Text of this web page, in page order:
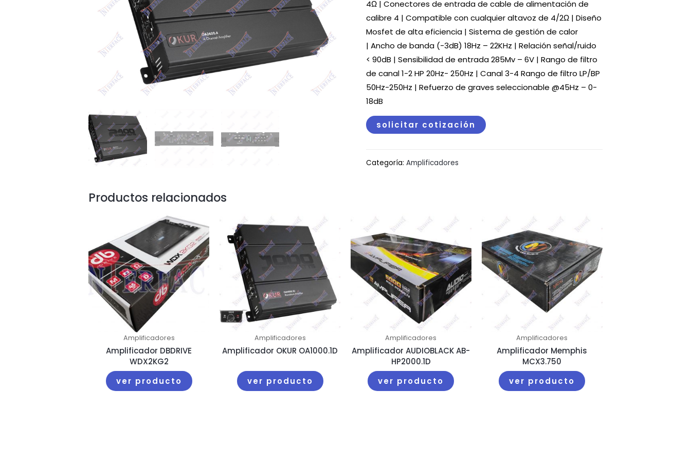
4Ω | Conectores de entrada de cable de alimentación de
calibre 4 | Compatible con cualquier altavoz de 4/2Ω | Diseño
Mosfet de alta eficiencia | Sistema de gestión de calor
| Ancho de banda (-3dB) 18Hz – 22KHz | Relación señal/ruido
< 90dB | Sensibilidad de entrada 285Mv – 6V | Rango de filtro
de canal 1-2 HP 20Hz- 250Hz | Canal 3-4 Rango de filtro LP/BP
50Hz-250Hz | Refuerzo de graves seleccionable @45Hz – 0-
18dB
solicitar cotización
Categoría: Amplificadores
Productos relacionados
Amplificadores
Amplificador DBDRIVE
WDX2KG2
ver producto
Amplificadores
Amplificador OKUR OA1000.1D
ver producto
Amplificadores
Amplificador AUDIOBLACK AB-
HP2000.1D
ver producto
Amplificadores
Amplificador Memphis
MCX3.750
ver producto